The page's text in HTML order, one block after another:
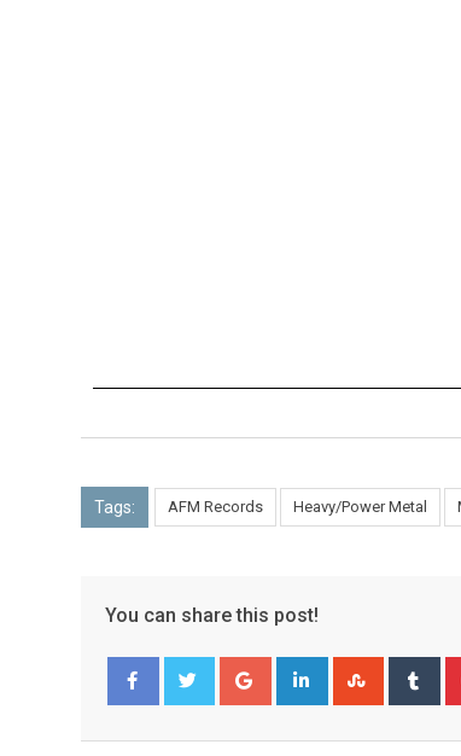
Tags: AFM Records Heavy/Power Metal
You can share this post!